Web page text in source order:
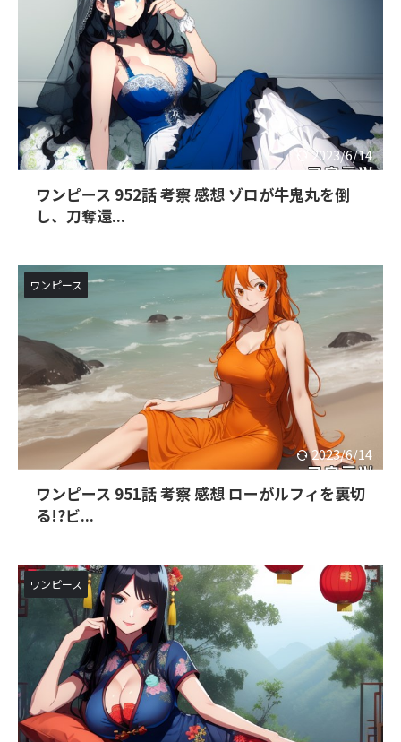
2023/6/14
ワンピース 952話 考察 感想 ゾロが牛鬼丸を倒
し、刀奪還...
2023/6/14
ワンピース
ワンピース 951話 考察 感想 ローがルフィを裏切
る!?ビ...
ワンピース